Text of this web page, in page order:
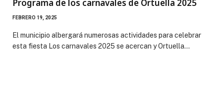
Programa de los carnavales de Ortuella 2025
FEBRERO 19, 2025
El municipio albergará numerosas actividades para celebrar
esta fiesta Los carnavales 2025 se acercan y Ortuella…